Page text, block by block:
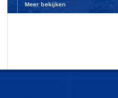
Meer bekijken